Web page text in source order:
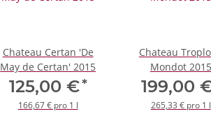
Chateau Certan 'De
May de Certan' 2015
125,00 €*
166,67 € pro 1 l
Chateau
Mondot 2015
199,00
265,33 € pro 1 l